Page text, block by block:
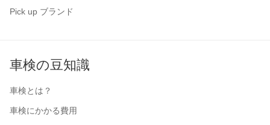
Pick up ブランド
車検の豆知識
車検とは？
車検にかかる費用